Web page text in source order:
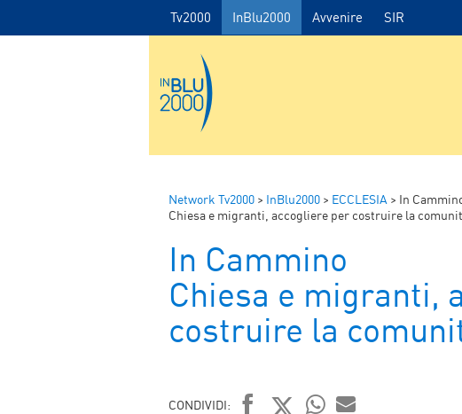
Tv2000 InBlu2000 Avvenire SIR
Network Tv2000 > InBlu2000 > ECCLESIA > In
Chiesa e migranti, accogliere per costruire la
In Cammino
Chiesa e migranti,
costruire la
CONDIVIDI: